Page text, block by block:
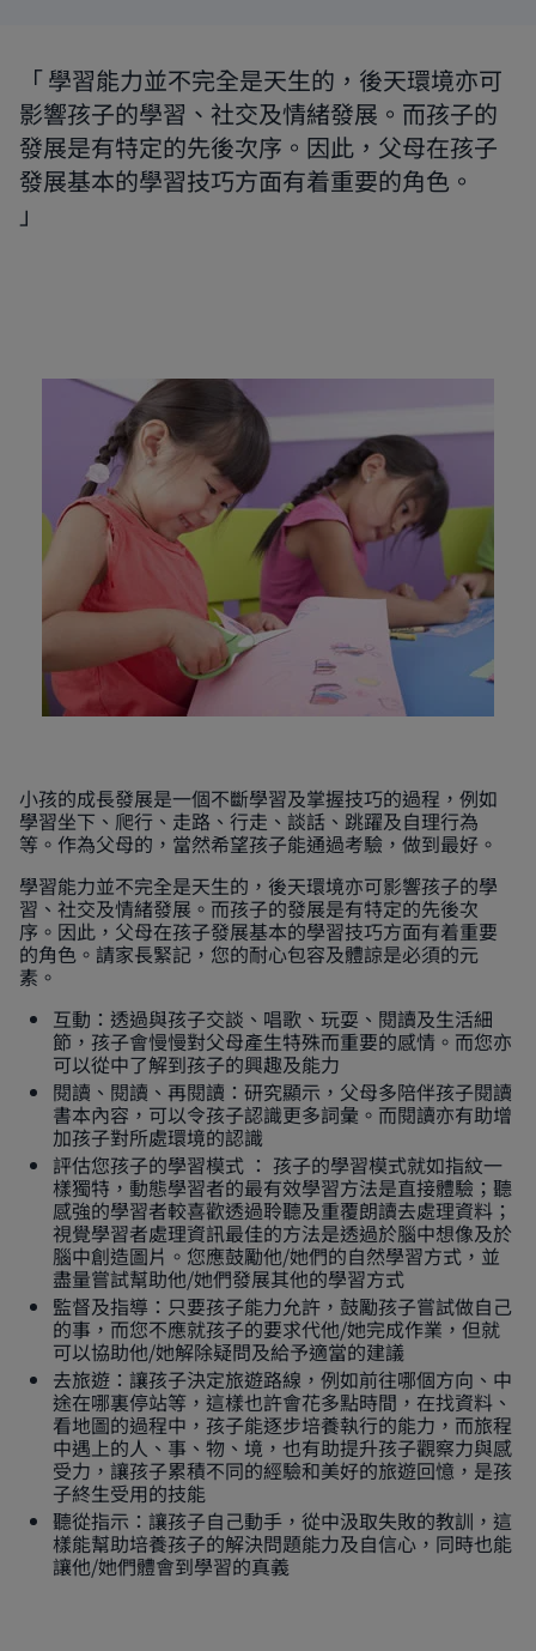
學習能力並不完全是天生的，後天環境亦可
影響孩子的學習、社交及情緒發展。而孩子的
發展是有特定的先後次序。因此，父母在孩子
發展基本的學習技巧方面有着重要的角色。
小孩的成長發展是一個不斷學習及掌握技巧的過程，例如
學習坐下、爬行、走路、行走、談話、跳躍及自理行為
等。作為父母的，當然希望孩子能通過考驗，做到最好。
學習能力並不完全是天生的，後天環境亦可影響孩子的學
習、社交及情緒發展。而孩子的發展是有特定的先後次
序。因此，父母在孩子發展基本的學習技巧方面有着重要
的角色。請家長緊記，您的耐心包容及體諒是必須的元
素。
互動：透過與孩子交談、唱歌、玩耍、閱讀及生活細
節，孩子會慢慢對父母產生特殊而重要的感情。而您亦
可以從中了解到孩子的興趣及能力
閱讀、閱讀、再閱讀：研究顯示，父母多陪伴孩子閱讀
書本內容，可以令孩子認識更多詞彙。而閱讀亦有助增
加孩子對所處環境的認識
評估您孩子的學習模式 ： 孩子的學習模式就如指紋一
樣獨特，動態學習者的最有效學習方法是直接體驗；聽
感強的學習者較喜歡透過聆聽及重覆朗讀去處理資料；
視覺學習者處理資訊最佳的方法是透過於腦中想像及於
腦中創造圖片。您應鼓勵他/她們的自然學習方式，並
盡量嘗試幫助他/她們發展其他的學習方式
監督及指導：只要孩子能力允許，鼓勵孩子嘗試做自己
的事，而您不應就孩子的要求代他/她完成作業，但就
可以協助他/她解除疑問及給予適當的建議
去旅遊：讓孩子決定旅遊路線，例如前往哪個方向、中
途在哪裏停站等，這樣也許會花多點時間，在找資料、
看地圖的過程中，孩子能逐步培養執行的能力，而旅程
中遇上的人、事、物、境，也有助提升孩子觀察力與感
受力，讓孩子累積不同的經驗和美好的旅遊回憶，是孩
子終生受用的技能
聽從指示：讓孩子自己動手，從中汲取失敗的教訓，這
樣能幫助培養孩子的解決問題能力及自信心，同時也能
讓他/她們體會到學習的真義